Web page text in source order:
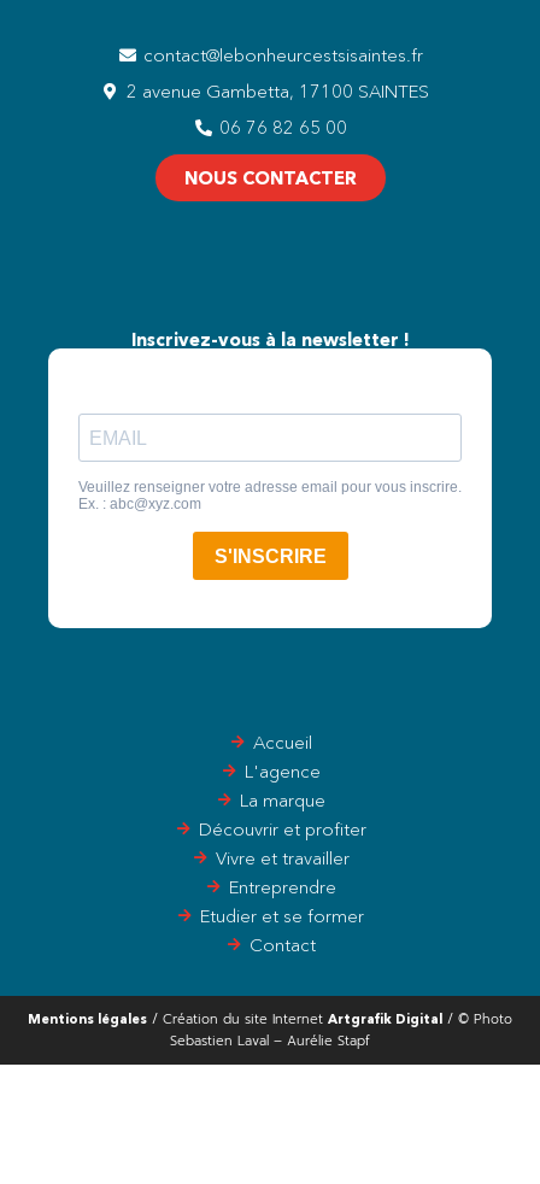
contact@lebonheurcestsisaintes.fr
2 avenue Gambetta, 17100 SAINTES
06 76 82 65 00
NOUS CONTACTER
Inscrivez-vous à la newsletter !
Accueil
L'agence
La marque
Découvrir et profiter
Vivre et travailler
Entreprendre
Etudier et se former
Contact
Mentions légales / Création du site Internet Artgrafik Digital / © Photo
Sebastien Laval – Aurélie Stapf